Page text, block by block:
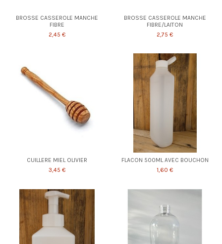
BROSSE CASSEROLE MANCHE
FIBRE
2,45 €
BROSSE CASSEROLE MANCHE
FIBRE/LAITON
2,75 €
CUILLERE MIEL OLIVIER
3,45 €
FLACON 500ML AVEC BOUCHON
1,60 €